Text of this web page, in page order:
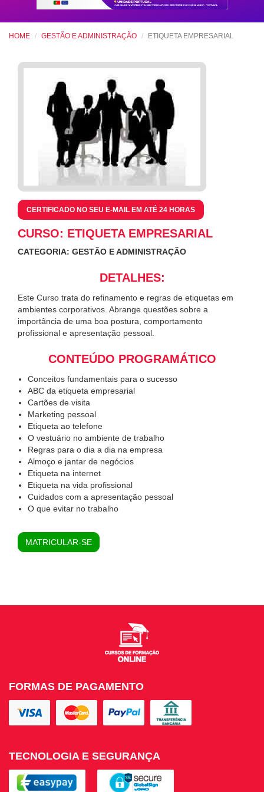
HOME GESTÃO E ADMINISTRAÇÃO ETIQUETA EMPRESARIAL
CERTIFICADO NO SEU E-MAIL EM ATÉ 24 HORAS
CURSO: ETIQUETA EMPRESARIAL
CATEGORIA: GESTÃO E ADMINISTRAÇÃO
DETALHES:
Este Curso trata do refinamento e regras de etiquetas em
ambientes corporativos. Abrange questões sobre a
importância de uma boa postura, comportamento
profissional e apresentação pessoal.
CONTEÚDO PROGRAMÁTICO
Conceitos fundamentais para o sucesso
ABC da etiqueta empresarial
Cartões de visita
Marketing pessoal
Etiqueta ao telefone
O vestuário no ambiente de trabalho
Regras para o dia a dia na empresa
Almoço e jantar de negócios
Etiqueta na internet
Etiqueta na vida profissional
Cuidados com a apresentação pessoal
O que evitar no trabalho
MATRICULAR-SE
FORMAS DE PAGAMENTO
TECNOLOGIA E SEGURANÇA